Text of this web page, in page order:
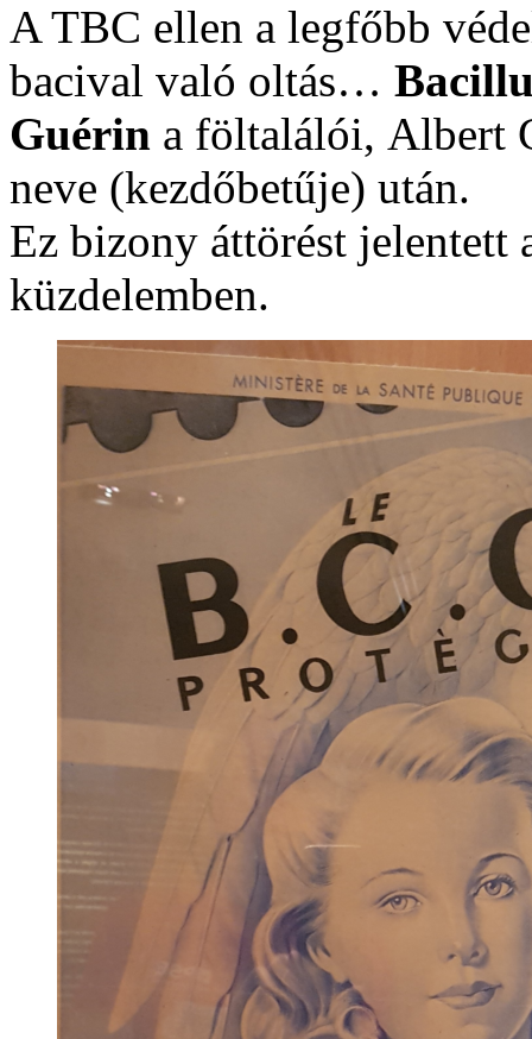
A TBC ellen a legfőbb
bacival való oltás…
Guérin a föltalálói, Albert
neve (kezdőbetűje) után.
Ez bizony áttörést jelentett
küzdelemben.